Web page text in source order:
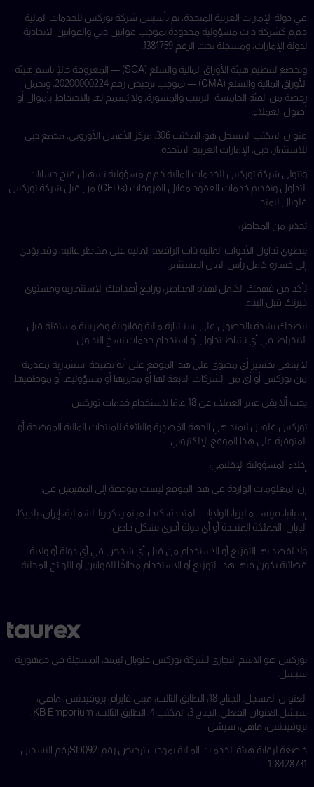
في دولة الإمارات العربية المتحدة، تم تأسيس شركة توركس للخدمات المالية
ذ.م.م كشركة ذات مسؤولية محدودة بموجب قوانين دبي والقوانين الاتحادية
لدولة الإمارات، ومسجلة تحت الرقم 1381759.
وتخضع لتنظيم هيئة الأوراق المالية والسلع (SCA) — المعروفة حاليًا باسم هيئة
الأوراق المالية والسلع (CMA) — بموجب ترخيص رقم 20200000224، وتحمل
رخصة من الفئة الخامسة: الترتيب والمشورة، ولا يُسمح لها بالاحتفاظ بأموال أو
أصول العملاء.
عنوان المكتب المسجل هو: المكتب 306، مركز الأعمال الأوروبي، مجمع دبي
للاستثمار، دبي، الإمارات العربية المتحدة.
وتتولى شركة توركس للخدمات المالية ذ.م.م مسؤولية تسهيل فتح حسابات
التداول وتقديم خدمات العقود مقابل الفروقات (CFDs) من قبل شركة توركس
غلوبال ليمتد.
تحذير من المخاطر:
ينطوي تداول الأدوات المالية ذات الرافعة المالية على مخاطر عالية، وقد يؤدي
إلى خسارة كامل رأس المال المستثمر.
تأكد من فهمك الكامل لهذه المخاطر، وراجع أهدافك الاستثمارية ومستوى
خبرتك قبل البدء.
ننصحك بشدة بالحصول على استشارة مالية وقانونية وضريبية مستقلة قبل
الانخراط في أي نشاط تداول أو استخدام خدمات نسخ التداول.
لا ينبغي تفسير أي محتوى على هذا الموقع على أنه نصيحة استثمارية مقدمة
من توركس أو أي من الشركات التابعة لها أو مديريها أو مسؤوليها أو موظفيها.
يجب ألا يقل عمر العملاء عن 18 عامًا لاستخدام خدمات توركس.
توركس غلوبال ليمتد هي الجهة المُصدِرة والبائعة للمنتجات المالية الموضحة أو
المتوفرة على هذا الموقع الإلكتروني.
إخلاء المسؤولية الإقليمي:
إن المعلومات الواردة في هذا الموقع ليست موجهة إلى المقيمين في:
إسبانيا، فرنسا، ماليزيا، الولايات المتحدة، كندا، ميانمار، كوريا الشمالية، إيران، بلجيكا،
اليابان، المملكة المتحدة أو أي دولة أخرى بشكل خاص،
ولا يُقصد بها التوزيع أو الاستخدام من قبل أي شخص في أي دولة أو ولاية
قضائية يكون فيها هذا التوزيع أو الاستخدام مخالفًا للقوانين أو اللوائح المحلية.
توركس هو الاسم التجاري لشركة توركس غلوبال ليمتد، المسجلة في جمهورية
سيشل.
العنوان المسجل: الجناح 18، الطابق الثالث، مبنى فايرام، بروفيدنس، ماهي،
سيشل.
العنوان الفعلي: الجناح 3، المكتب 4، الطابق الثالث، KB Emporium،
بروفيدنس، ماهي، سيشل.
خاضعة لرقابة هيئة الخدمات المالية بموجب ترخيص رقم: SD092
رقم التسجيل:
8428731-1